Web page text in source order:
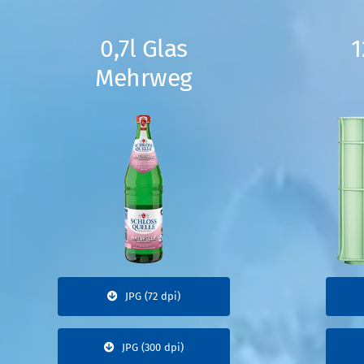
0,7l Glas
Mehrweg
JPG (72 dpi)
JPG (300 dpi)